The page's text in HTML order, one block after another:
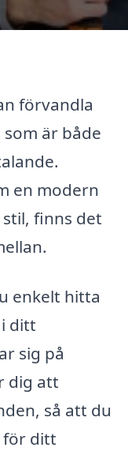
förvandla
är både
en modern
finns det
enkelt hitta
ditt
sig på
dig att
så att du
för ditt